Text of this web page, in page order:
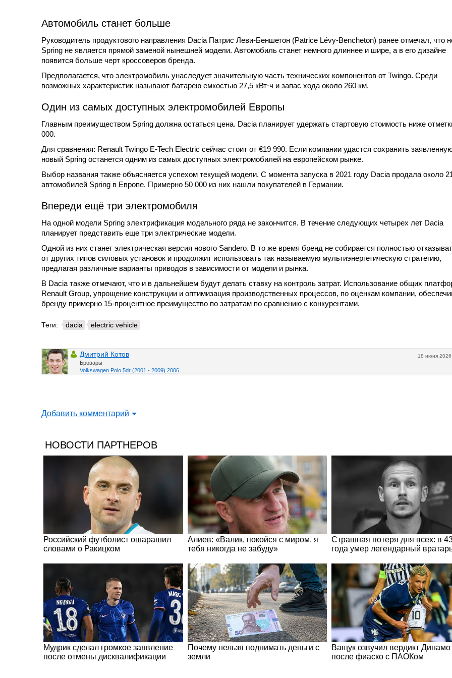
Автомобиль станет больше
Руководитель продуктового направления Dacia Патрис Леви-Беншетон (Patrice Lévy-Bencheton) ранее отмечал, что
Spring не является прямой заменой нынешней модели. Автомобиль станет немного длиннее и шире, а в его дизайне
появится больше черт кроссоверов бренда.
Предполагается, что электромобиль унаследует значительную часть технических компонентов от Twingo. Среди
возможных характеристик называют батарею емкостью 27,5 кВт⋅ч и запас хода около 260 км.
Один из самых доступных электромобилей Европы
Главным преимуществом Spring должна остаться цена. Dacia планирует удержать стартовую стоимость ниже
000.
Для сравнения: Renault Twingo E-Tech Electric сейчас стоит от €19 990. Если компании удастся сохранить
новый Spring останется одним из самых доступных электромобилей на европейском рынке.
Выбор названия также объясняется успехом текущей модели. С момента запуска в 2021 году Dacia продала около
автомобилей Spring в Европе. Примерно 50 000 из них нашли покупателей в Германии.
Впереди ещё три электромобиля
На одной модели Spring электрификация модельного ряда не закончится. В течение следующих четырех лет Dacia
планирует представить еще три электрические модели.
Одной из них станет электрическая версия нового Sandero. В то же время бренд не собирается полностью
от других типов силовых установок и продолжит использовать так называемую мультиэнергетическую стратегию,
предлагая различные варианты приводов в зависимости от модели и рынка.
В Dacia также отмечают, что и в дальнейшем будут делать ставку на контроль затрат. Использование общих
Renault Group, упрощение конструкции и оптимизация производственных процессов, по оценкам компании,
бренду примерно 15-процентное преимущество по затратам по сравнению с конкурентами.
Теги: dacia electric vehicle
18 июня 2026
Дмитрий Котов
Бровары
Volkswagen Polo 5dr (2001 - 2009) 2006
Добавить комментарий